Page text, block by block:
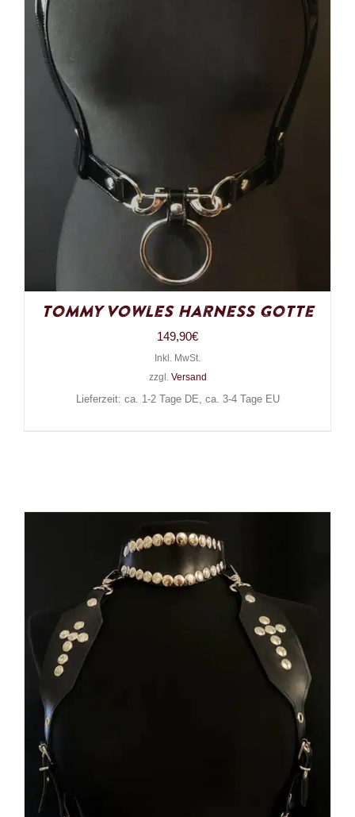
Tommy Vowles Harness Gotte
149,90€
Inkl. MwSt.
zzgl. Versand
Lieferzeit: ca. 1-2 Tage DE, ca. 3-4 Tage EU